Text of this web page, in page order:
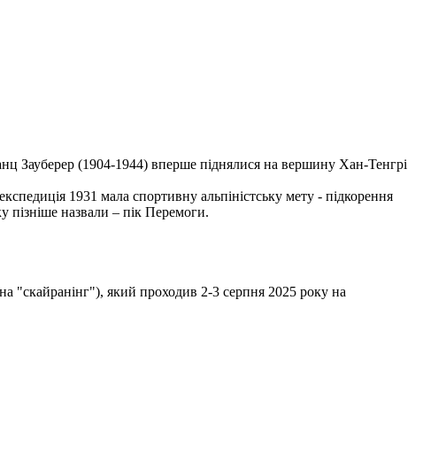
Зауберер (1904-1944) вперше піднялися на вершину Хан-Тенгрі
1931 мала спортивну альпіністську мету - підкорення
назвали – пік Перемоги.
"скайранінг"), який проходив 2-3 серпня 2025 року на